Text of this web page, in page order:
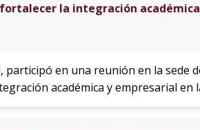
la integración
participó en una reunión en la sede
académica y empresarial en